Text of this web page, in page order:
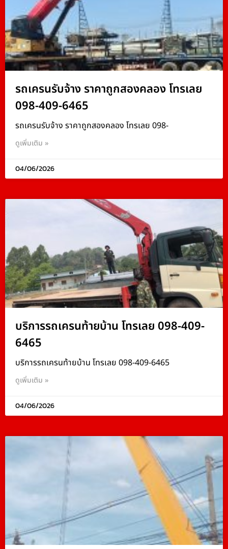
รถเครนรับจ้าง ราคาถูกสองคลอง โทรเลย
098-409-6465
รถเครนรับจ้าง ราคาถูกสองคลอง โทรเลย 098-
ดูเพิ่มเติม »
04/06/2026
บริการรถเครนท้ายบ้าน โทรเลย 098-409-
6465
บริการรถเครนท้ายบ้าน โทรเลย 098-409-6465
ดูเพิ่มเติม »
04/06/2026